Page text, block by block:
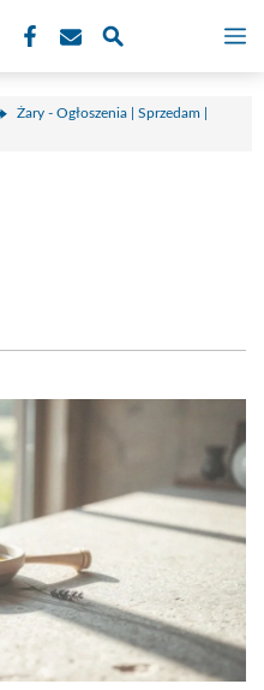
Żary - Ogłoszenia | Sprzedam |